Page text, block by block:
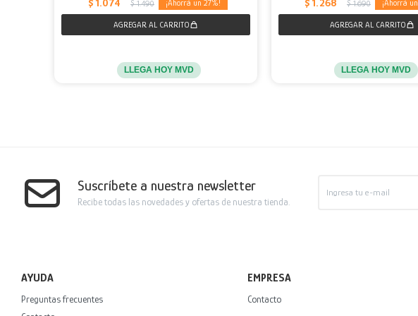
$ 1.074 $ 1.490 27
LLEGA HOY MVD
$ 1.268 $ 1.690
LLEGA HOY MVD
Suscríbete a nuestra newsletter
Recibe todas las novedades y ofertas de nuestra tienda.
AYUDA
Preguntas frecuentes
EMPRESA
Contacto